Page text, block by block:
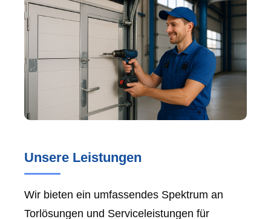
Unsere Leistungen
Wir bieten ein umfassendes Spektrum an
Torlösungen und Serviceleistungen für